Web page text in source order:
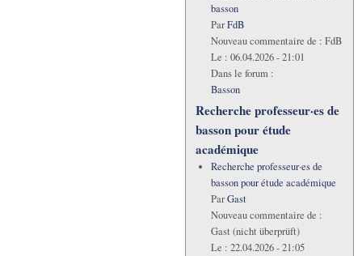
basson
ParFdB
Nouveau commentaire de : FdB
Le : 06.04.2026 - 21:01
Dans le forum :
Basson
Recherche professeur·es de
basson pour étude
académique
Recherche professeur·es de
basson pour étude académique
ParGast
Nouveau commentaire de :
Gast (nicht überprüft)
Le : 22.04.2026 - 21:05